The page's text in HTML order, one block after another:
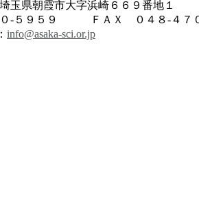
県朝霞市大字浜崎６６９番地１
０-５９５９ ＦＡＸ ０４８-４７
info@asaka-sci.or.jp